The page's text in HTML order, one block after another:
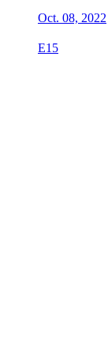
Oct. 08, 2022
E15